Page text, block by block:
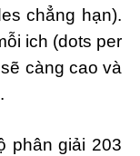
chẳng hạn).
ich (dots per
càng cao và
phân giải 203